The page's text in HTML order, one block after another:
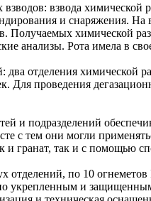
взвода химической
и снаряжения.
химической
анализы. Рота имела в
отделения химической
Для проведения
и подразделений
с тем они могли
и гранат, так и с помощью
отделений, по 10
укрепленным и